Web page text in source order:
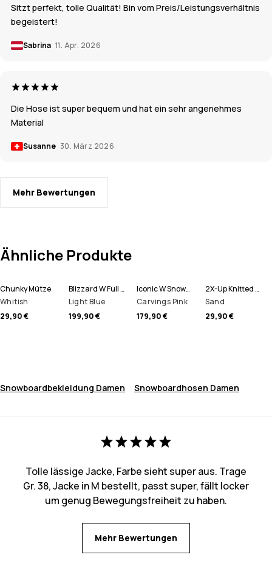
Sitzt perfekt, tolle Qualität! Bin vom Preis/Leistungsverhältnis
begeistert!
Sabrina 11. Apr. 2026
Die Hose ist super bequem und hat ein sehr angenehmes
Material
Susanne 30. März 2026
Mehr Bewertungen
Ähnliche Produkte
Chunky Mütze
Whitish
29,90 €
Blizzard W Full Zip Snowboardjacke Damen
Light Blue
199,90 €
Iconic W Snowboardhose Damen
Carvings Pink
179,90 €
2X-Up Knitted Schlauchtuch
Sand
29,90 €
Snowboardbekleidung Damen Snowboardhosen Damen
Tolle lässige Jacke, Farbe sieht super aus. Trage
Gr. 38, Jacke in M bestellt, passt super, fällt locker
um genug Bewegungsfreiheit zu haben.
Mehr Bewertungen